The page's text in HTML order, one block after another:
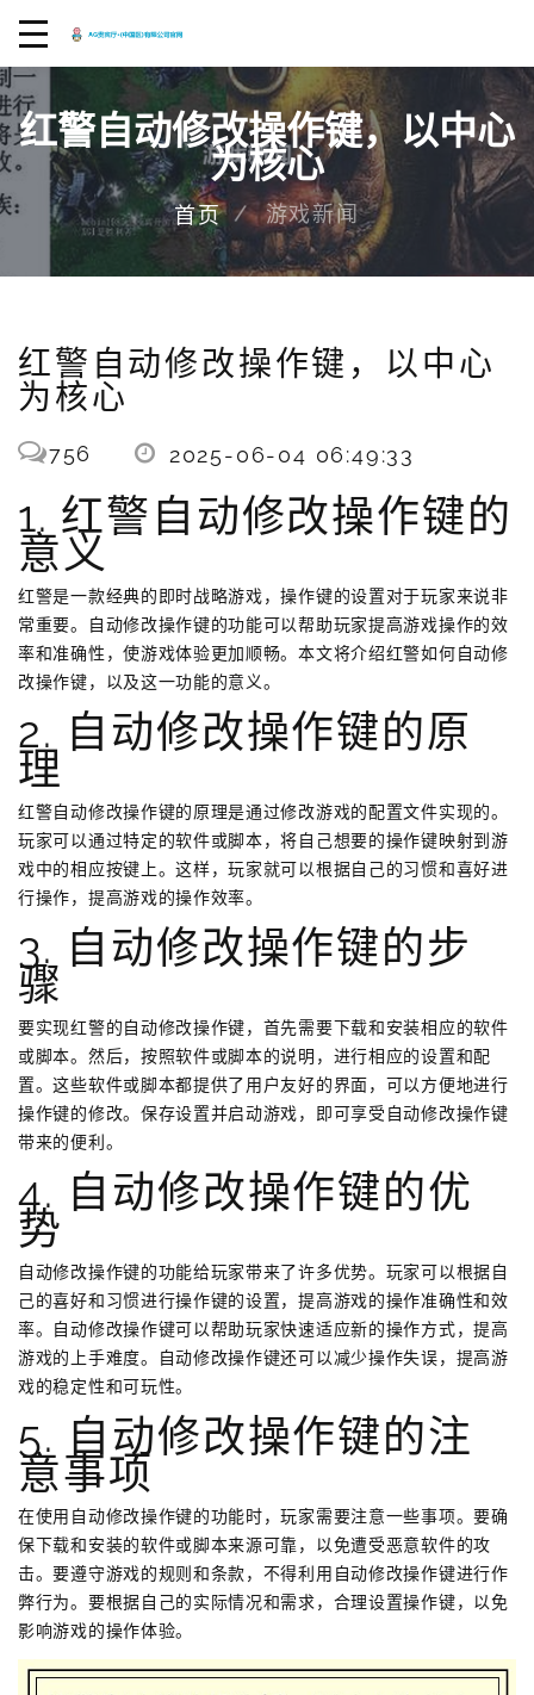
红警自动修改操作键，以中心
为核心
首页 游戏新闻
红警自动修改操作键，以中心
为核心
756 2025-06-04 06:49:33
1. 红警自动修改操作键的
意义
红警是一款经典的即时战略游戏，操作键的设置对于玩家来说非
常重要。自动修改操作键的功能可以帮助玩家提高游戏操作的效
率和准确性，使游戏体验更加顺畅。本文将介绍红警如何自动修
改操作键，以及这一功能的意义。
2. 自动修改操作键的原
理
红警自动修改操作键的原理是通过修改游戏的配置文件实现的。
玩家可以通过特定的软件或脚本，将自己想要的操作键映射到游
戏中的相应按键上。这样，玩家就可以根据自己的习惯和喜好进
行操作，提高游戏的操作效率。
3. 自动修改操作键的步
骤
要实现红警的自动修改操作键，首先需要下载和安装相应的软件
或脚本。然后，按照软件或脚本的说明，进行相应的设置和配
置。这些软件或脚本都提供了用户友好的界面，可以方便地进行
操作键的修改。保存设置并启动游戏，即可享受自动修改操作键
带来的便利。
4. 自动修改操作键的优
势
自动修改操作键的功能给玩家带来了许多优势。玩家可以根据自
己的喜好和习惯进行操作键的设置，提高游戏的操作准确性和效
率。自动修改操作键可以帮助玩家快速适应新的操作方式，提高
游戏的上手难度。自动修改操作键还可以减少操作失误，提高游
戏的稳定性和可玩性。
5. 自动修改操作键的注
意事项
在使用自动修改操作键的功能时，玩家需要注意一些事项。要确
保下载和安装的软件或脚本来源可靠，以免遭受恶意软件的攻
击。要遵守游戏的规则和条款，不得利用自动修改操作键进行作
弊行为。要根据自己的实际情况和需求，合理设置操作键，以免
影响游戏的操作体验。